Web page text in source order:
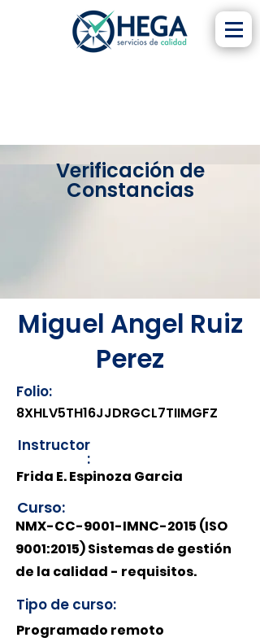
Verificación de
Constancias
Miguel Angel Ruiz
Perez
Folio:
8XHLV5TH16JJDRGCL7TIIMGFZ
Instructor
:
Frida E. Espinoza Garcia
Curso:
NMX-CC-9001-IMNC-2015 (ISO
9001:2015) Sistemas de gestión
de la calidad - requisitos.
Tipo de curso:
Programado remoto